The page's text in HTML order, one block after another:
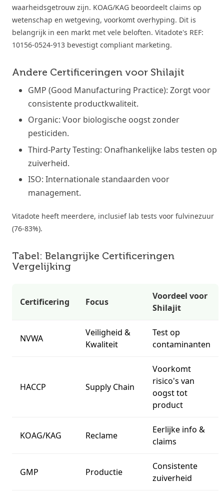
waarheidsgetrouw zijn. KOAG/KAG beoordeelt claims op
wetenschap en wetgeving, voorkomt overhyping. Dit is
belangrijk in een markt met vele beloften. Vitadote's REF:
10156-0524-913 bevestigt compliant marketing.
Andere Certificeringen voor Shilajit
GMP (Good Manufacturing Practice): Zorgt voor
consistente productkwaliteit.
Organic: Voor biologische oogst zonder
pesticiden.
Third-Party Testing: Onafhankelijke labs testen op
zuiverheid.
ISO: Internationale standaarden voor
management.
Vitadote heeft meerdere, inclusief lab tests voor fulvinezuur
(76-83%).
Tabel: Belangrijke Certificeringen
Vergelijking
Certificering Focus
Voordeel voor
Shilajit
NVWA
Veiligheid &
Kwaliteit
Test op
contaminanten
HACCP Supply Chain
Voorkomt
risico's van
oogst tot
product
KOAG/KAG Reclame
Eerlijke info &
claims
GMP Productie
Consistente
zuiverheid